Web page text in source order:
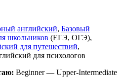
английский, Базовый
школьников (ЕГЭ, ОГЭ),
для путешествий,
для психологов
Beginner — Upper-Intermediate